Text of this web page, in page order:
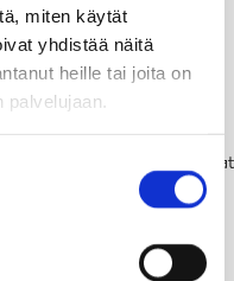
miten käytät
yhdistää näitä
heille tai joita on
vaaroille ajoneuvoon
voi itse vaikuttaa omaan
ja julkisia
työnsä rauhassa. Oppilaat